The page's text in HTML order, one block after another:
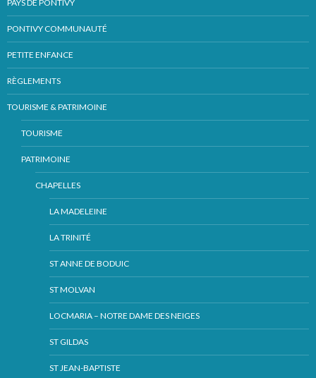
PAYS DE PONTIVY
PONTIVY COMMUNAUTÉ
PETITE ENFANCE
RÈGLEMENTS
TOURISME & PATRIMOINE
TOURISME
PATRIMOINE
CHAPELLES
LA MADELEINE
LA TRINITÉ
ST ANNE DE BODUIC
ST MOLVAN
LOCMARIA – NOTRE DAME DES NEIGES
ST GILDAS
ST JEAN-BAPTISTE